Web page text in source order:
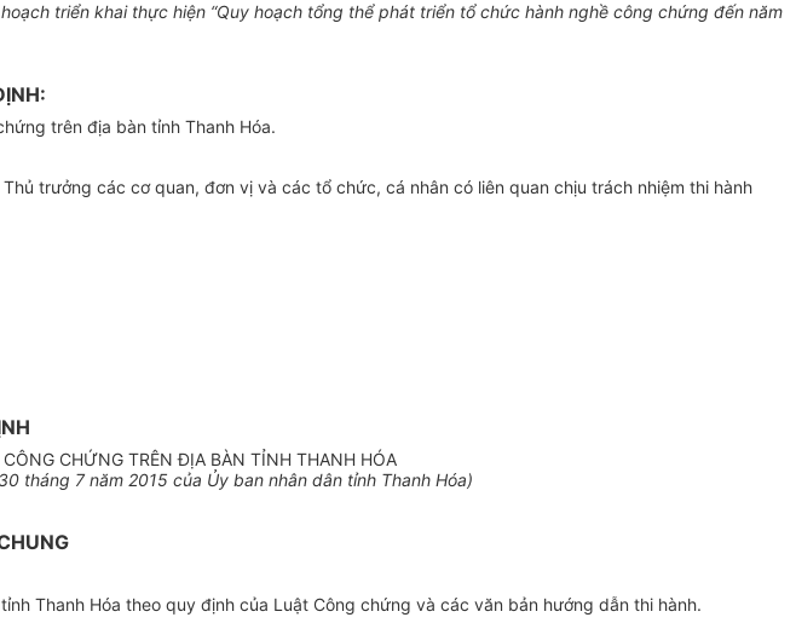
triển khai thực hiện “Quy hoạch tổng thể phát triển tổ chức hành nghề công chứng đến năm
trên địa bàn tỉnh Thanh Hóa.
trưởng các cơ quan, đơn vị và các tổ chức, cá nhân có liên quan chịu trách nhiệm thi hành
CHỨNG TRÊN ĐỊA BÀN TỈNH THANH HÓA
tháng 7 năm 2015 của Ủy ban nhân dân tỉnh Thanh Hóa)
Thanh Hóa theo quy định của Luật Công chứng và các văn bản hướng dẫn thi hành.